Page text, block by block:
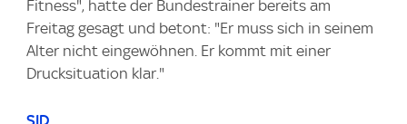
Fitness", hatte der Bundestrainer bereits am
Freitag gesagt und betont: "Er muss sich in seinem
Alter nicht eingewöhnen. Er kommt mit einer
Drucksituation klar."
SID